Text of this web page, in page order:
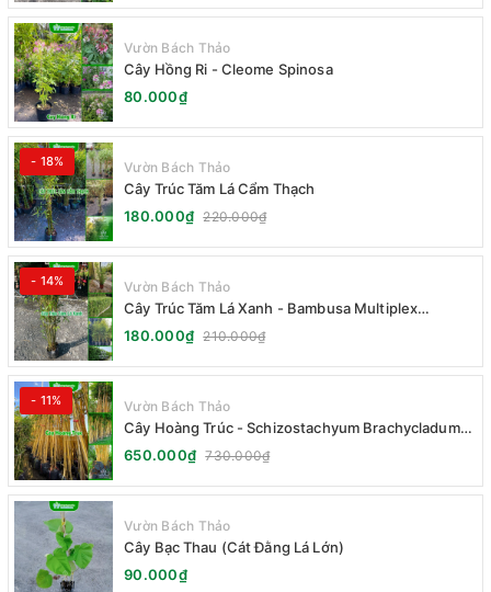
Vườn Bách Thảo
Cây Hồng Ri - Cleome Spinosa
80.000₫
- 18% Vườn Bách Thảo
Cây Trúc Tăm Lá Cẩm Thạch
180.000₫ 220.000₫
- 14% Vườn Bách Thảo
Cây Trúc Tăm Lá Xanh - Bambusa Multiplex
Fernleaf
180.000₫ 210.000₫
- 11% Vườn Bách Thảo
Cây Hoàng Trúc - Schizostachyum Brachycladum
Yello
650.000₫ 730.000₫
Vườn Bách Thảo
Cây Bạc Thau (Cát Đằng Lá Lớn)
90.000₫